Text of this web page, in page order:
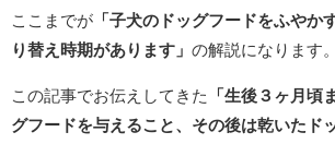
ここまでが 「子犬のドッグフードをふやか
り替え時期があります」 の解説になります。
この記事でお伝えしてきた
「生後３ヶ月頃
グフードを与えること、その後は乾いたド